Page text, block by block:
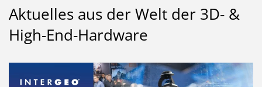
Aktuelles aus der Welt der 3D- &
High-End-Hardware